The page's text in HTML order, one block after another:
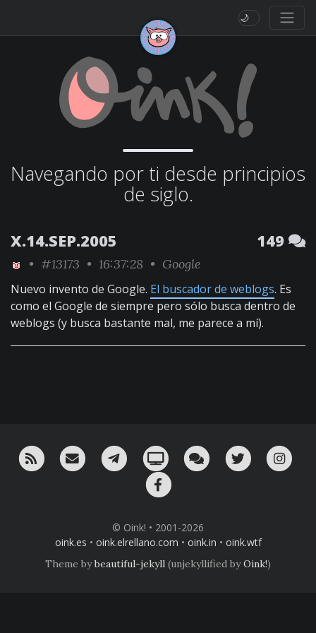
🌙
Navegando por ti desde principios
de siglo.
X.14.SEP.2005 149
• #13173 • 16:37:28 • Google
Nuevo invento de Google. El buscador de weblogs. Es
como el Google de siempre pero sólo busca dentro de
weblogs (y busca bastante mal, me parece a mí).
RSS ¡Mándame un email!¡Nuestro canal en Telegram!
Oink! TV Charla con nosotros
Twitter
© Oink! • 2001-2026
oink.es • oink.elrellano.com • oink.in • oink.wtf
Theme bybeautiful-jekyll (unjekyllified byOink!)